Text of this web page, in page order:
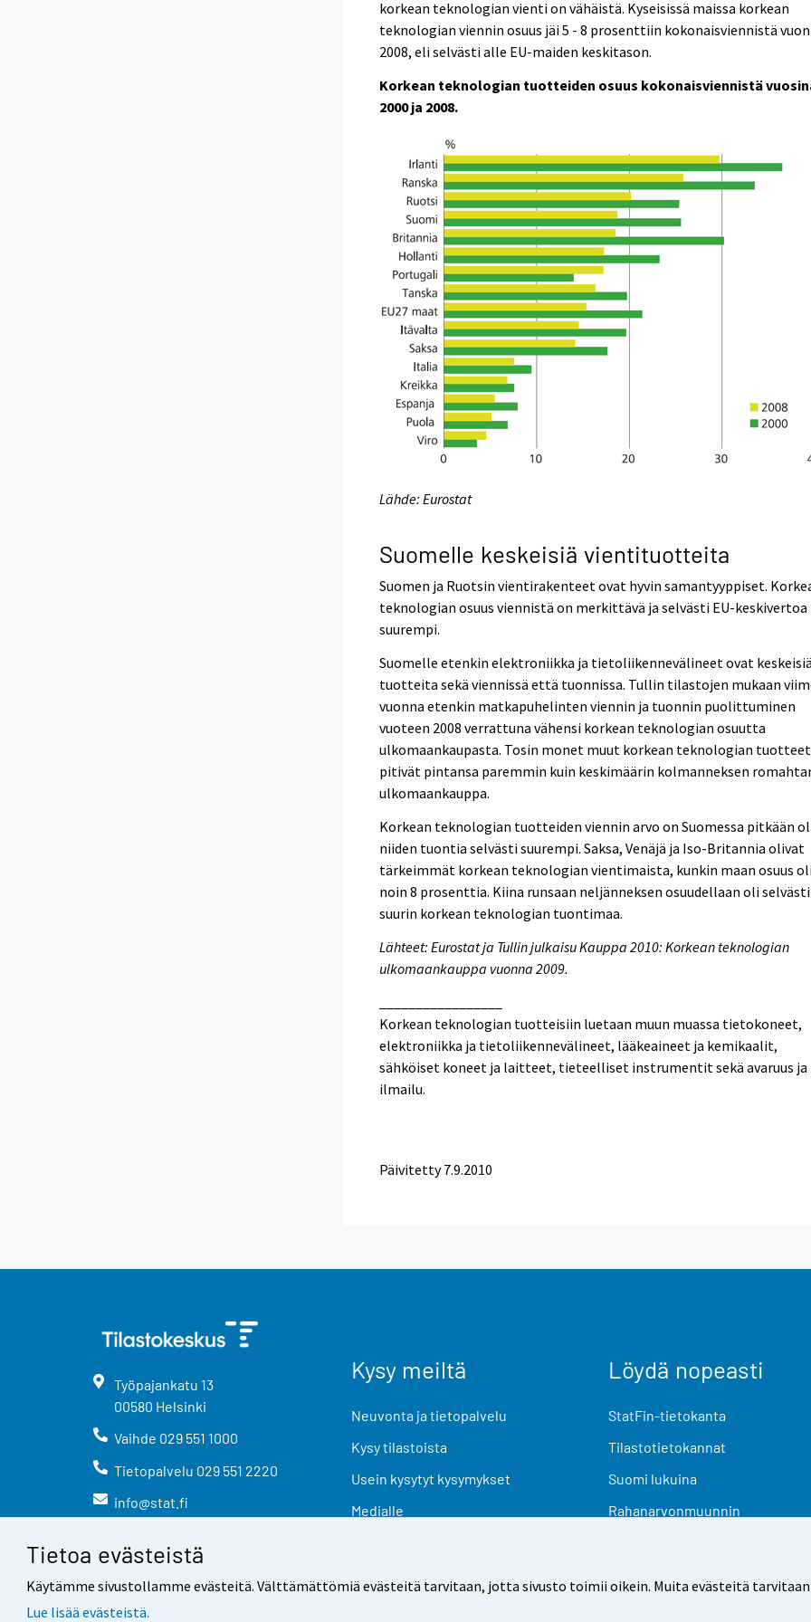
Tietoa evästeistä
Käytämme sivustollamme evästeitä. Välttämättömiä evästeitä tarvitaan, jotta sivusto toimii oikein. Muita evästeitä
Lue lisää evästeistä.
korkean teknologian vienti on vähäistä. Kyseisissä maissa korkean
teknologian viennin osuus jäi 5 - 8 prosenttiin kokonaisviennistä
2008, eli selvästi alle EU-maiden keskitason.
Korkean teknologian tuotteiden osuus kokonaisviennistä
2000 ja 2008.
Lähde: Eurostat
Suomelle keskeisiä vientituotteita
Suomen ja Ruotsin vientirakenteet ovat hyvin samantyyppiset.
teknologian osuus viennistä on merkittävä ja selvästi EU-keskivertoa
suurempi.
Suomelle etenkin elektroniikka ja tietoliikennevälineet ovat keskeisiä
tuotteita sekä viennissä että tuonnissa. Tullin tilastojen mukaan
vuonna etenkin matkapuhelinten viennin ja tuonnin puolittuminen
vuoteen 2008 verrattuna vähensi korkean teknologian osuutta
ulkomaankaupasta. Tosin monet muut korkean teknologian tuotteet
pitivät pintansa paremmin kuin keskimäärin kolmanneksen
ulkomaankauppa.
Korkean teknologian tuotteiden viennin arvo on Suomessa pitkään
niiden tuontia selvästi suurempi. Saksa, Venäjä ja Iso-Britannia olivat
tärkeimmät korkean teknologian vientimaista, kunkin maan osuus
noin 8 prosenttia. Kiina runsaan neljänneksen osuudellaan oli selvästi
suurin korkean teknologian tuontimaa.
Lähteet: Eurostat ja Tullin julkaisu Kauppa 2010: Korkean teknologian
ulkomaankauppa vuonna 2009.
Korkean teknologian tuotteisiin luetaan muun muassa tietokoneet,
elektroniikka ja tietoliikennevälineet, lääkeaineet ja kemikaalit,
sähköiset koneet ja laitteet, tieteelliset instrumentit sekä avaruus ja
ilmailu.
Päivitetty 7.9.2010
Työpajankatu 13
00580 Helsinki
Vaihde 029 551 1000
Tietopalvelu 029 551 2220
info@stat.fi
Kysy meiltä
Neuvonta ja tietopalvelu
Kysy tilastoista
Usein kysytyt kysymykset
Medialle
Löydä nopeasti
StatFin-tietokanta
Tilastotietokannat
Suomi lukuina
Rahanarvonmuunnin